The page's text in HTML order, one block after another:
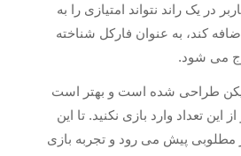
در یک راند نتواند امتیازی را به
کند، به عنوان فارکل شناخته
می‌ شود.
فارکل برای 4 بازیکن طراحی شده است و بهتر است
این تعداد وارد بازی نکنید. تا این
مطلوبی پیش می‌ رود و تجربه بازی